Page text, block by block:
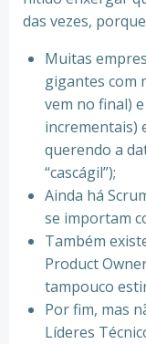
das vezes,
Muitas
gigantes com
vem no final)
incrementais)
querendo a
“cascágil”);
Ainda há
se importam
Também
Product
tampouco
Por fim, mas
Líderes